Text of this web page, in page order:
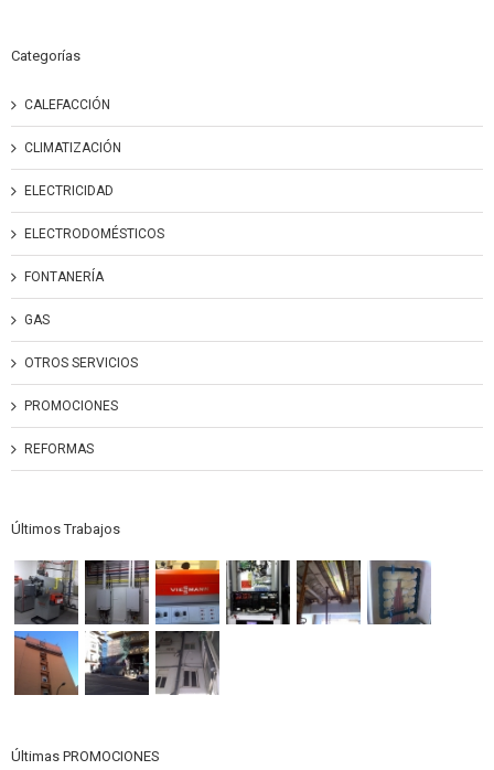
Categorías
CALEFACCIÓN
CLIMATIZACIÓN
ELECTRICIDAD
ELECTRODOMÉSTICOS
FONTANERÍA
GAS
OTROS SERVICIOS
PROMOCIONES
REFORMAS
Últimos Trabajos
Últimas PROMOCIONES